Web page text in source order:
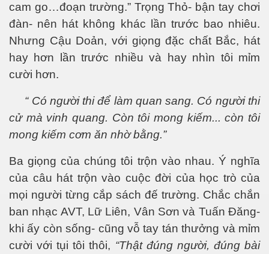
cam go…đoạn trường.” Trọng Thỏ- bận tay chơi
đàn- nên hát không khác lần trước bao nhiêu.
Nhưng Cậu Doản, với giọng đặc chất Bắc, hát
hay hơn lần trước nhiều và hay nhìn tôi mỉm
cười hơn.
“ Có người thi để làm quan sang. Có người thi
cử mà vinh quang. Còn tôi mong kiếm... còn tôi
mong kiếm cơm ăn nhờ bằng.”
Ba giọng của chúng tôi trộn vào nhau. Ý nghĩa
của câu hát trộn vào cuộc đời của học trò của
mọi người từng cắp sách đế trường. Chắc chắn
ban nhạc AVT, Lữ Liên, Vân Sơn và Tuấn Đăng-
khi ấy còn sống- cũng vỗ tay tán thưởng và mỉm
cười với tụi tôi thôi, “Thật đúng người, đúng bài